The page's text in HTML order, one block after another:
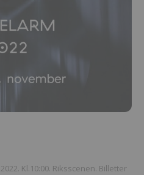
Kl.10:00. Riksscenen. Billetter